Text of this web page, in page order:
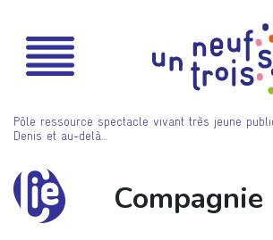
Pôle ressource spectacle vivant très jeune
Denis et au-delà…
Compagnie